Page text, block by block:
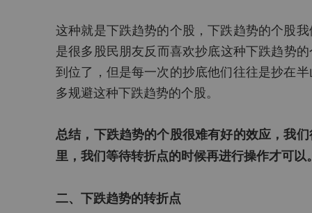
这种就是下跌趋势的个股，下跌趋势的个股
是很多股民朋友反而喜欢抄底这种下跌趋势
到位了，但是每一次的抄底他们往往是抄在
多规避这种下跌趋势的个股。
总结，下跌趋势的个股很难有好的效应，我
里，我们等待转折点的时候再进行操作才可以
二、下跌趋势的转折点